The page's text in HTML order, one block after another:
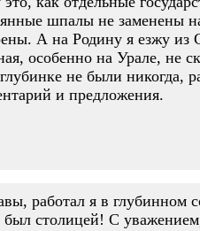
шпалы не заменены
А на Родину я езжу
особенно на Урале, не
не были никогда,
и предложения.
работал я в глубинном
столицей! С